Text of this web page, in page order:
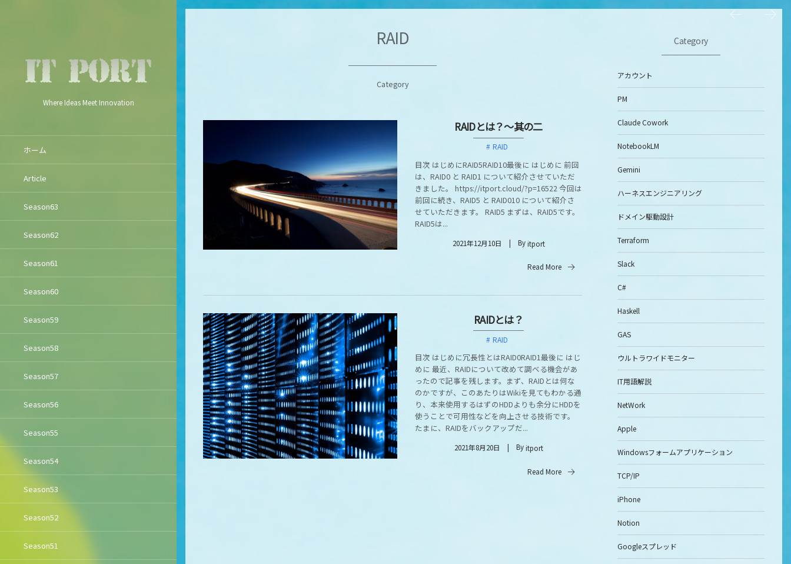
Where Ideas Meet Innovation
ホーム
Article
Season63
Season62
Season61
Season60
Season59
Season58
Season57
Season56
Season55
Season54
Season53
Season52
Season51
RAID
Category
RAIDとは？～其の二
RAID
目次 はじめにRAID5RAID10最後に はじめに 前回
は、RAID0 と RAID1 について紹介させていただ
きました。 https://itport.cloud/?p=16522 今回は
前回に続き、RAID5 と RAID010 について紹介さ
せていただきます。 RAID5 まずは、RAID5です。
RAID5は...
2021年12月10日 Byitport
Read More
RAIDとは？
RAID
目次 はじめに冗長性とはRAID0RAID1最後に はじ
めに 最近、RAIDについて改めて調べる機会があ
ったので記事を残します。まず、RAIDとは何な
のかですが、このあたりはWikiを見てもわかる通
り、本来使用するはずのHDDよりも余分にHDDを
使うことで可用性などを向上させる技術です。
たまに、RAIDをバックアップだ...
2021年8月20日 Byitport
Read More
Category
アカウント
PM
Claude Cowork
NotebookLM
Gemini
ハーネスエンジニアリング
ドメイン駆動設計
Terraform
Slack
C#
Haskell
GAS
ウルトラワイドモニター
IT用語解説
NetWork
Apple
Windowsフォームアプリケーション
TCP/IP
iPhone
Notion
Googleスプレッド